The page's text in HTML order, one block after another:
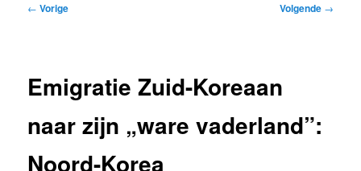
Bericht
← Vorige Volgende →
Emigratie Zuid-Koreaan
naar zijn „ware vaderland”:
Noord-Korea